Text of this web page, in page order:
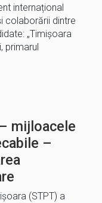
internațional
colaborării dintre
„Timișoara
primarul
mijloacele
–
(STPT) a